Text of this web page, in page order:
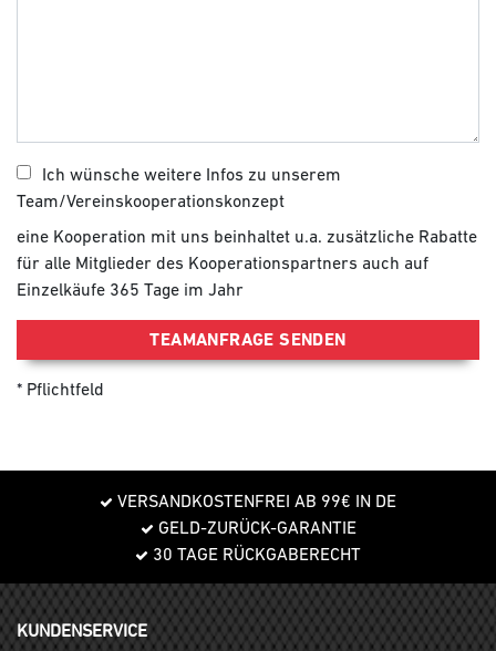
Ich wünsche weitere Infos zu unserem
Team/Vereinskooperationskonzept
eine Kooperation mit uns beinhaltet u.a. zusätzliche Rabatte
für alle Mitglieder des Kooperationspartners auch auf
Einzelkäufe 365 Tage im Jahr
TEAMANFRAGE SENDEN
Pflichtfeld
VERSANDKOSTENFREI AB 99€ IN DE
GELD-ZURÜCK-GARANTIE
30 TAGE RÜCKGABERECHT
KUNDENSERVICE